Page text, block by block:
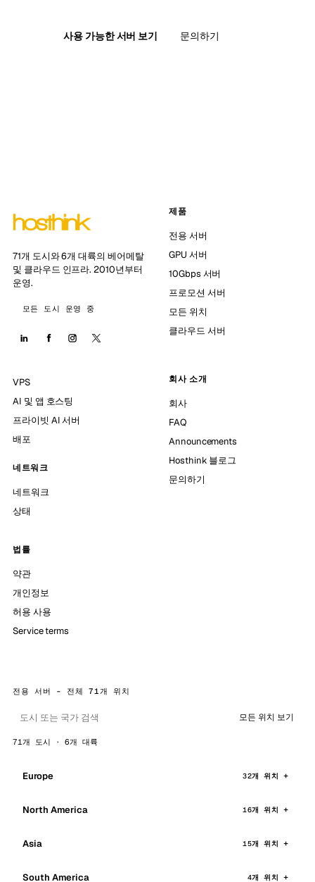
사용 가능한 서버 보기 문의하기
71개 도시와 6개 대륙의 베어메탈
및 클라우드 인프라. 2010년부터
운영.
모든 도시 운영 중
제품
전용 서버
GPU 서버
10Gbps 서버
프로모션 서버
모든 위치
클라우드 서버
VPS
AI 및 앱 호스팅
프라이빗 AI 서버
배포
네트워크
네트워크
상태
회사 소개
회사
FAQ
Announcements
Hosthink 블로그
문의하기
법률
약관
개인정보
허용 사용
Service terms
전용 서버 - 전체 71개 위치
모든 위치 보기
71개 도시 · 6개 대륙
Europe 32개 위치
North America 16개 위치
Asia 15개 위치
South America 4개 위치